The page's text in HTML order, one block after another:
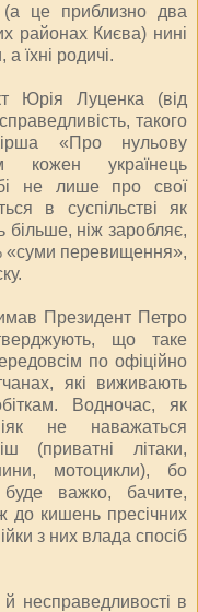
(а це приблизно два
районах Києва) нині
їхні родичі.
Юрія Луценка (від
такого
«Про нульову
кожен українець
не лише про свої
в суспільстві як
ніж заробляє,
«суми перевищення»,
Президент Петро
що таке
по офіційно
які виживають
Водночас, як
не наважаться
(приватні літаки,
мотоцикли), бо
важко, бачите,
до кишень пресічних
з них влада спосіб
й несправедливості в